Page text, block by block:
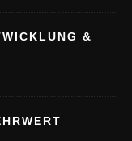
&